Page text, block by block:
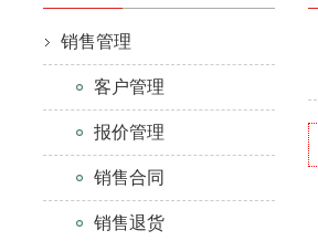
销售管理
客户管理
报价管理
销售合同
销售退货